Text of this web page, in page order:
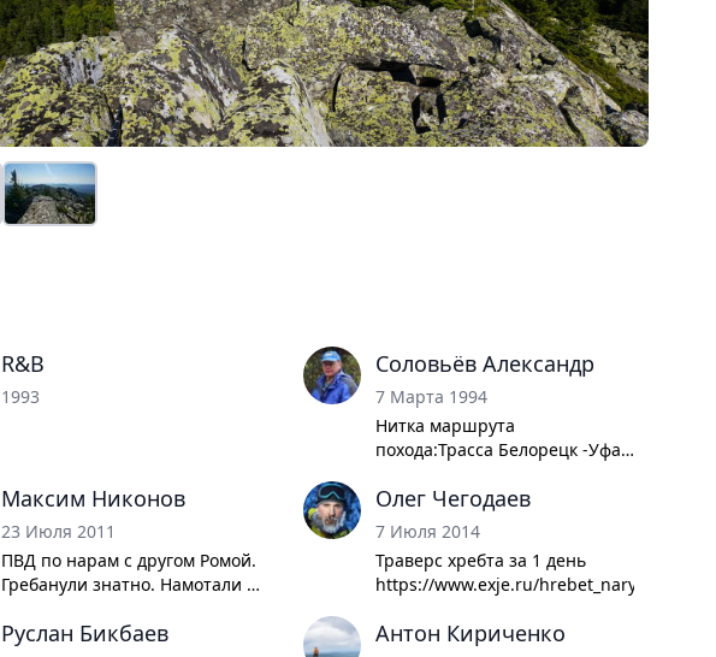
R&B
1993
Соловьёв Александр
7 Марта 1994
Нитка маршрута
похода:Трасса Белорецк -Уфа -
хр. Нары до Кашкатуры.
переход на хр. Машак - 1268 -
Угловой Машак - Ямантау -
траверс хр. Юша - трасса
Белорецк-Уфа (возле Татлов).
Максим Никонов
23 Июля 2011
ПВД по нарам с другом Ромой.
Гребанули знатно. Намотали в
Прошли все нары до 1251 с
Олег Чегодаев
7 Июля 2014
Траверс хребта за 1 день
https://www.exje.ru/
Руслан Бикбаев Антон Кириченко